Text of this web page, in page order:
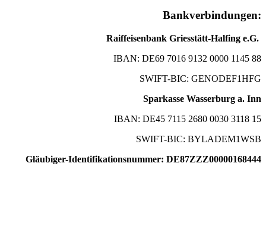
Bankverbindungen:
Raiffeisenbank Griesstätt-Halfing e.G.
IBAN: DE69 7016 9132 0000 1145 88
SWIFT-BIC: GENODEF1HFG
Sparkasse Wasserburg a. Inn
IBAN: DE45 7115 2680 0030 3118 15
SWIFT-BIC: BYLADEM1WSB
Gläubiger-Identifikationsnummer: DE87ZZZ00000168444